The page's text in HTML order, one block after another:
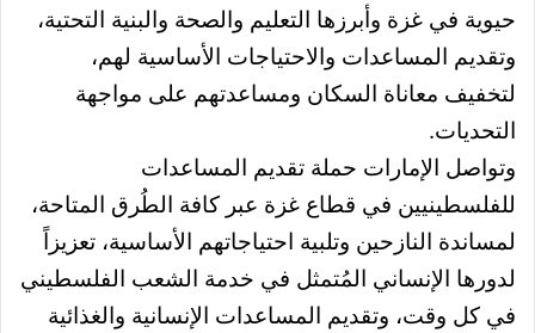
حيوية في غزة وأبرزها التعليم والصحة والبنية التحتية،
وتقديم المساعدات والاحتياجات الأساسية لهم،
لتخفيف معاناة السكان ومساعدتهم على مواجهة
التحديات.
وتواصل الإمارات حملة تقديم المساعدات
للفلسطينيين في قطاع غزة عبر كافة الطُرق المتاحة،
لمساندة النازحين وتلبية احتياجاتهم الأساسية، تعزيزاً
لدورها الإنساني المُتمثل في خدمة الشعب الفلسطيني
في كل وقت، وتقديم المساعدات الإنسانية والغذائية